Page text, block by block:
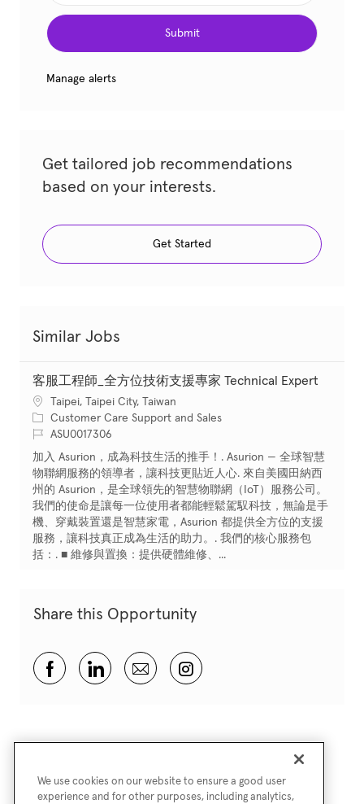
Submit
Manage alerts
Get tailored job recommendations
based on your interests.
Get Started
Similar Jobs
客服工程師_全方位技術支援專家 Technical Expert
LocationTaipei, Taipei City, Taiwan
Category
Customer Care Support and Sales
Job IdASU0017306
加入 Asurion，成為科技生活的推手！. Asurion — 全球智慧
物聯網服務的領導者，讓科技更貼近人心. 來自美國田納西
州的 Asurion，是全球領先的智慧物聯網（IoT）服務公司。
我們的使命是讓每一位使用者都能輕鬆駕馭科技，無論是手
機、穿戴裝置還是智慧家電，Asurion 都提供全方位的支援
服務，讓科技真正成為生活的助力。. 我們的核心服務包
括：. ■ 維修與置換：提供硬體維修、...
Share this Opportunity
Share via Facebook
Share via LinkedIn
Share via emailShare via Instagram
We use cookies on our website to ensure a good user
experience and for other purposes, including analytics,